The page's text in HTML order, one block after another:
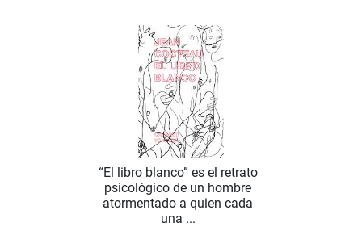
“El libro blanco” es el retrato
psicológico de un hombre
atormentado a quien cada
una ...